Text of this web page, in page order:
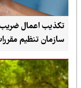
سازمان تنظیم مقررات